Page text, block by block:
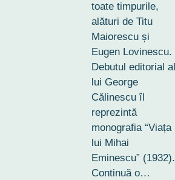
toate timpurile,
alături de Titu
Maiorescu și
Eugen Lovinescu.
Debutul editorial al
lui George
Călinescu îl
reprezintă
monografia “Viața
lui Mihai
Eminescu” (1932).
Continuă o…